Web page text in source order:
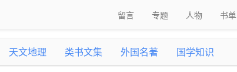
留言 专题 人物 书单
天文地理 类书文集 外国名著 国学知识